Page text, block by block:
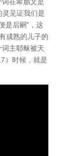
见证我们是
是后嗣”，这
成熟的儿子的
主耶稣被天
）时候，就是